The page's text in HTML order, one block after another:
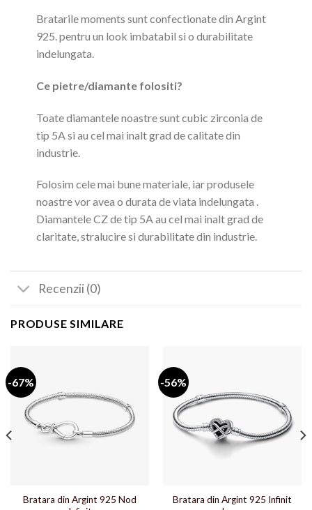
Bratarile moments sunt confectionate din Argint
925. pentru un look imbatabil si o durabilitate
indelungata.
Ce pietre/diamante folositi?
Toate diamantele noastre sunt cubic zirconia de
tip 5A si au cel mai inalt grad de calitate din
industrie.
Folosim cele mai bune materiale, iar produsele
noastre vor avea o durata de viata indelungata .
Diamantele CZ de tip 5A au cel mai inalt grad de
claritate, stralucire si durabilitate din industrie.
Recenzii (0)
PRODUSE SIMILARE
-67%
Bratara din Argint 925 Nod
-56%
Bratara din Argint 925 Infinit